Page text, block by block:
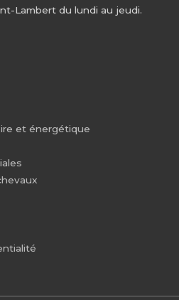
Lambert du lundi au jeudi.
et énergétique